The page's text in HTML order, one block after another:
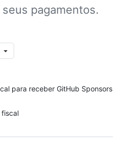
pagamentos.
para receber GitHub Sponsors
fiscal